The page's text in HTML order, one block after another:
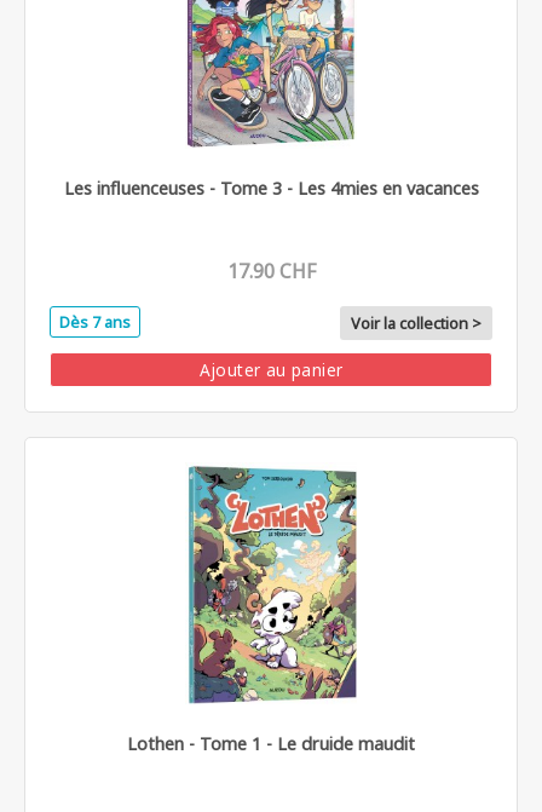
Les influenceuses - Tome 3 - Les 4mies en vacances
17.90 CHF
Dès 7 ans Voir la collection >
Ajouter au panier
Lothen - Tome 1 - Le druide maudit